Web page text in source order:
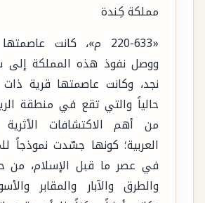
مملكة كِندة
«220-633 م»، كانت
ووصل نفوذ هذه المملكة
نجد، وكانت عاصمتها قرية
حالياً والتي تقع في منطقة
من أهم الاكتشافات
العربية؛ كونها جسّدت نموذجاً
في عصر ما قبل الإسلام، من
والطرق والآبار والمقابر